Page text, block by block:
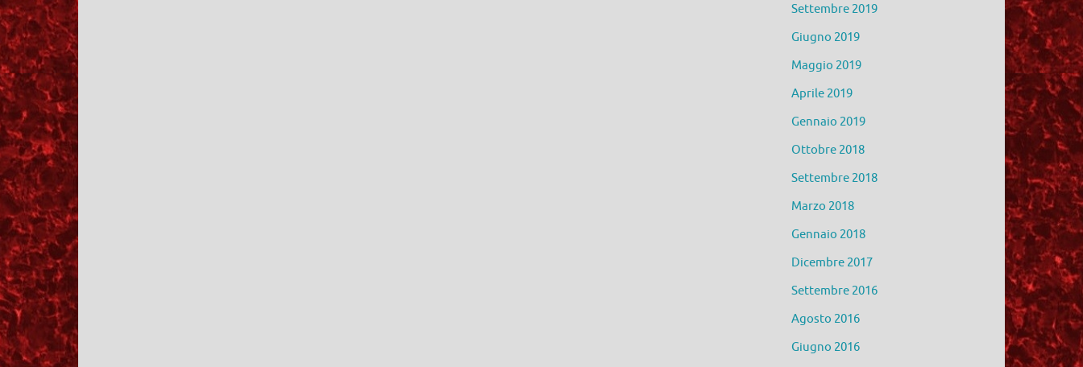
Settembre 2019
Giugno 2019
Maggio 2019
Aprile 2019
Gennaio 2019
Ottobre 2018
Settembre 2018
Marzo 2018
Gennaio 2018
Dicembre 2017
Settembre 2016
Agosto 2016
Giugno 2016